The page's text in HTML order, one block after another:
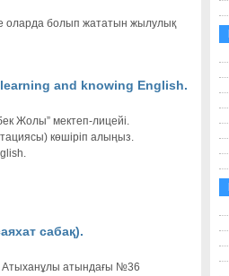
оларда болып жататын жылулық
and knowing English.
Жолы” мектеп-лицейі.
көшіріп алыңыз.
сабақ).
Атыханұлы атындағы №36